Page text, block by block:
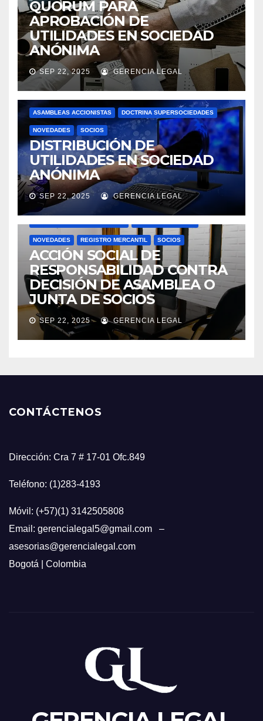
QUORUM PARA
APROBACIÓN DE
UTILIDADES EN SOCIEDAD
ANÓNIMA
SEP 22, 2025 GERENCIA LEGAL
ASAMBLEAS ACCIONISTAS DOCTRINA SUPERSOCIEDADES
NOVEDADES SOCIOS
DISTRIBUCIÓN DE
UTILIDADES EN SOCIEDAD
ANÓNIMA
SEP 22, 2025 GERENCIA LEGAL
ACTAS ASAMBLEAS ACCIONISTAS
NOVEDADES REGISTRO MERCANTIL SOCIOS
ACCIÓN SOCIAL DE
RESPONSABILIDAD CONTRA
DECISIÓN DE ASAMBLEA O
JUNTA DE SOCIOS
SEP 22, 2025 GERENCIA LEGAL
CONTÁCTENOS
Dirección: Cra 7 # 17-01 Ofc.849
Teléfono: (1)283-4193
Móvil: (+57)(1) 3142505808
Email: gerencialegal5@gmail.com –
asesorias@gerencialegal.com
Bogotá | Colombia